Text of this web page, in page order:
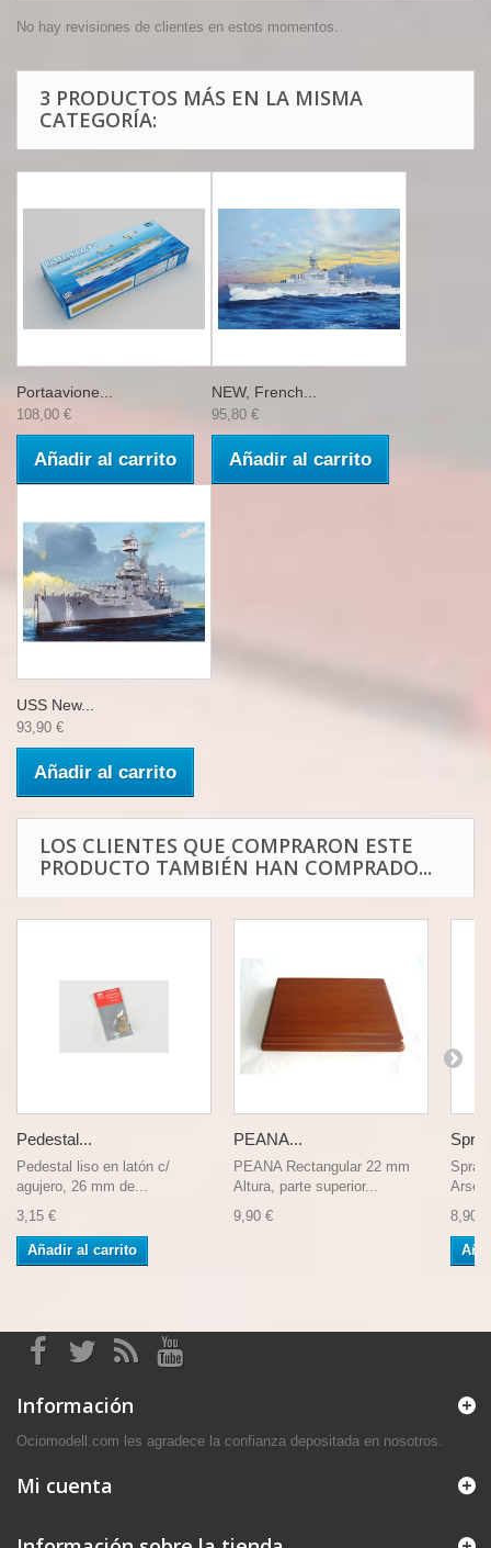
No hay revisiones de clientes en estos momentos.
3 PRODUCTOS MÁS EN LA MISMA
CATEGORÍA:
Portaavione...
108,00 €
Añadir al carrito
NEW, French...
95,80 €
Añadir al carrito
USS New...
93,90 €
Añadir al carrito
LOS CLIENTES QUE COMPRARON ESTE
PRODUCTO TAMBIÉN HAN COMPRADO...
Pedestal...
Pedestal liso en latón c/
agujero, 26 mm de...
3,15 €
Añadir al carrito
PEANA...
PEANA Rectangular 22 mm
Altura, parte superior...
9,90 €
8,90 €
Información
Ociomodell.com les agradece la confianza depositada en nosotros.
Mi cuenta